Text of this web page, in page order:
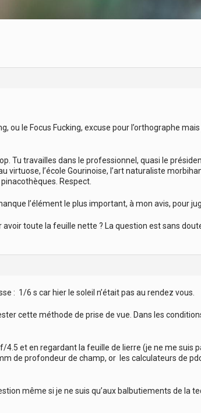
ou le Focus Fucking, excuse pour l’orthographe
Tu travailles dans le professionnel, quasi le
virtuose, l’école Gourinoise, l’art naturaliste
Respect.
l’élément le plus important, à mon avis, pour
toute la feuille nette ? La question est sans
: 1/6 s car hier le soleil n’était pas au rendez vous.
cette méthode de prise de vue. Dans les
4.5 et en regardant la feuille de lierre (je ne me suis
de profondeur de champ, or les calculateurs de
même si je ne suis qu’aux balbutiements de la